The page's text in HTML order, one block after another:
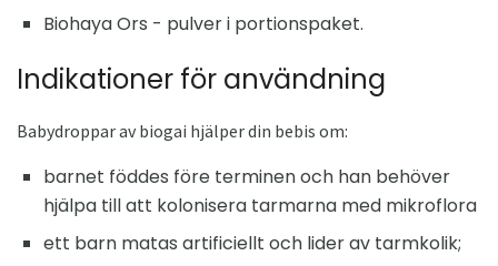
Biohaya Ors - pulver i portionspaket.
Indikationer för användning
Babydroppar av biogai hjälper din bebis om:
barnet föddes före terminen och han behöver
hjälpa till att kolonisera tarmarna med mikroflora
ett barn matas artificiellt och lider av tarmkolik;